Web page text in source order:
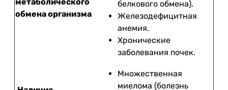
обмена организма
белкового обмена).
Железодефицитная
анемия.
Хронические
заболевания почек.
Множественная
миелома (болезнь